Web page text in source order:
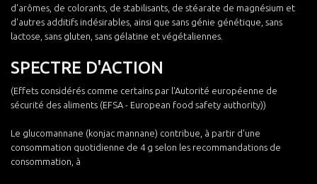
d'arômes, de colorants, de stabilisants, de stéarate de magnésium et
d'autres additifs indésirables, ainsi que sans génie génétique, sans
lactose, sans gluten, sans gélatine et végétaliennes.
SPECTRE D'ACTION
(Effets considérés comme certains par l'Autorité européenne de
sécurité des aliments (EFSA - European food safety authority))
Le glucomannane (konjac mannane) contribue, à partir d'une
consommation quotidienne de 4 g selon les recommandations de
consommation, à